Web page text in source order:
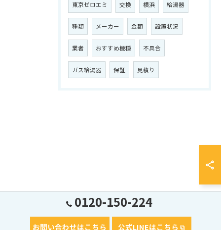
東京ゼロエミ 交換 横浜 給湯器
種類 メーカー 金額 設置状況
業者 おすすめ機種 不具合
ガス給湯器 保証 見積り
0120-150-224
お問い合わせはこちら 公式LINEはこちら